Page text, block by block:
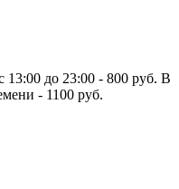
13:00 до 23:00 - 800 руб. В
- 1100 руб.